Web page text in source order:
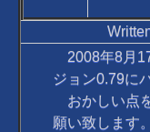
2008年8月
ジョン0.79に
おかしい点
願い致します。